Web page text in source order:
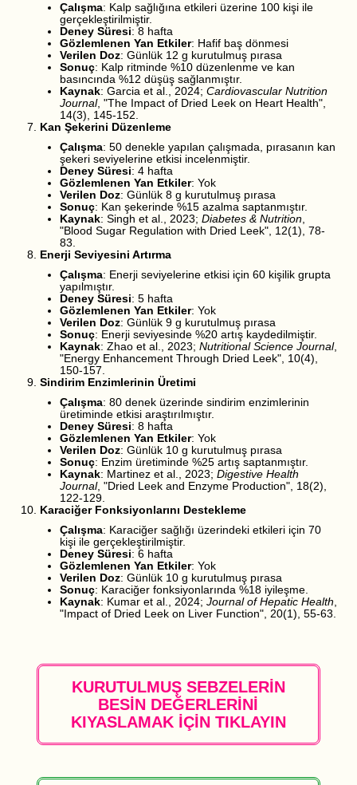
Çalışma: Kalp sağlığına etkileri üzerine 100 kişi ile
gerçekleştirilmiştir.
Deney Süresi: 8 hafta
Gözlemlenen Yan Etkiler: Hafif baş dönmesi
Verilen Doz: Günlük 12 g kurutulmuş pırasa
Sonuç: Kalp ritminde %10 düzenlenme ve kan
basıncında %12 düşüş sağlanmıştır.
Kaynak: Garcia et al., 2024; Cardiovascular Nutrition
Journal, "The Impact of Dried Leek on Heart Health",
14(3), 145-152.
Kan Şekerini Düzenleme
Çalışma: 50 denekle yapılan çalışmada, pırasanın kan
şekeri seviyelerine etkisi incelenmiştir.
Deney Süresi: 4 hafta
Gözlemlenen Yan Etkiler: Yok
Verilen Doz: Günlük 8 g kurutulmuş pırasa
Sonuç: Kan şekerinde %15 azalma saptanmıştır.
Kaynak: Singh et al., 2023; Diabetes & Nutrition,
"Blood Sugar Regulation with Dried Leek", 12(1), 78-
83.
Enerji Seviyesini Artırma
Çalışma: Enerji seviyelerine etkisi için 60 kişilik grupta
yapılmıştır.
Deney Süresi: 5 hafta
Gözlemlenen Yan Etkiler: Yok
Verilen Doz: Günlük 9 g kurutulmuş pırasa
Sonuç: Enerji seviyesinde %20 artış kaydedilmiştir.
Kaynak: Zhao et al., 2023; Nutritional Science Journal,
"Energy Enhancement Through Dried Leek", 10(4),
150-157.
Sindirim Enzimlerinin Üretimi
Çalışma: 80 denek üzerinde sindirim enzimlerinin
üretiminde etkisi araştırılmıştır.
Deney Süresi: 8 hafta
Gözlemlenen Yan Etkiler: Yok
Verilen Doz: Günlük 10 g kurutulmuş pırasa
Sonuç: Enzim üretiminde %25 artış saptanmıştır.
Kaynak: Martinez et al., 2023; Digestive Health
Journal, "Dried Leek and Enzyme Production", 18(2),
122-129.
Karaciğer Fonksiyonlarını Destekleme
Çalışma: Karaciğer sağlığı üzerindeki etkileri için 70
kişi ile gerçekleştirilmiştir.
Deney Süresi: 6 hafta
Gözlemlenen Yan Etkiler: Yok
Verilen Doz: Günlük 10 g kurutulmuş pırasa
Sonuç: Karaciğer fonksiyonlarında %18 iyileşme.
Kaynak: Kumar et al., 2024; Journal of Hepatic Health,
"Impact of Dried Leek on Liver Function", 20(1), 55-63.
KURUTULMUŞ SEBZELERİN
BESİN DEĞERLERİNİ
KIYASLAMAK İÇİN TIKLAYIN